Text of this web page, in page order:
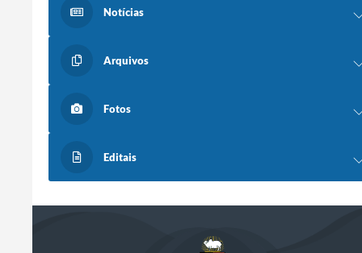
Notícias
Arquivos
Fotos
Editais